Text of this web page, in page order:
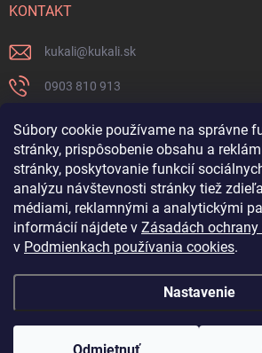
Súbory cookie používame na správne
stránky, prispôsobenie obsahu a
stránky, poskytovanie funkcií
analýzu návštevnosti stránky tiež
médiami, reklamnými a analytickými
informácií nájdete v Zásadách
v Podmienkach používania cookies.
Nastavenie
KONTAKT
kukali@kukali.sk
0903 810 913
0903 810 913
Nenechajte si ujsť novinky a sledujte
kukalishop
Copyright 2026www.kukali.sk. Všetky práva